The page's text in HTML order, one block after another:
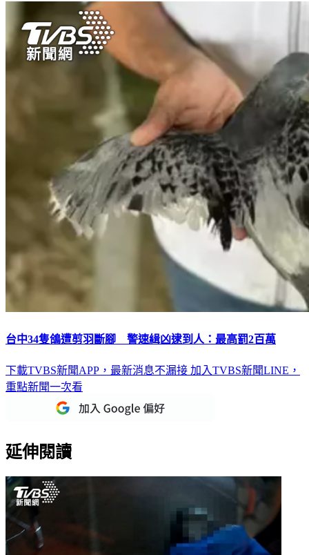
台中34隻鴿遭剪羽斷腳 警速緝凶逮到人：最高罰2百萬
下載TVBS新聞APP，最新消息不漏接 加入TVBS新聞LINE，
重點新聞一次看
延伸閱讀